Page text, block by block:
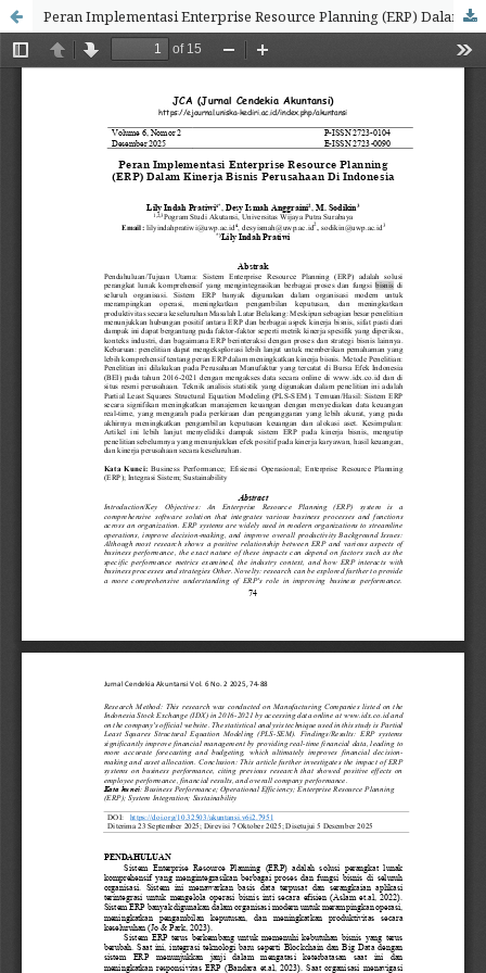
Peran Implementasi Enterprise Resource Planning (ERP) Dalam Kinerja Bisnis Perusahaan Di Indonesia